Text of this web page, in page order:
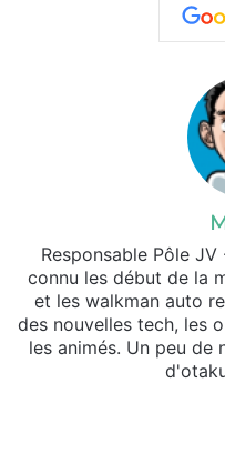
Responsable Pôle
connu les début de la
et les walkman auto
des nouvelles tech, les
les animés. Un peu de